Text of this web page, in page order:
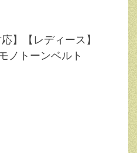
】【レディース】
ノトーンベルト